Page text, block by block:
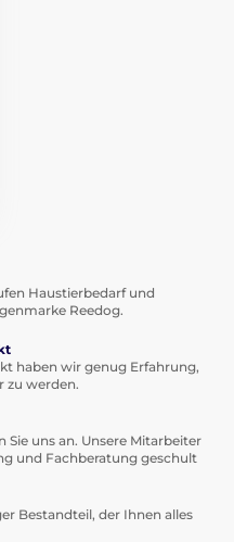
Haustierbedarf und
Reedog.
haben wir genug Erfahrung,
zu werden.
Sie uns an. Unsere Mitarbeiter
und Fachberatung geschult
Bestandteil, der Ihnen alles